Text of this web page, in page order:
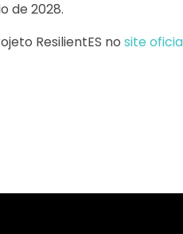
de 2028.
ResilientES no site